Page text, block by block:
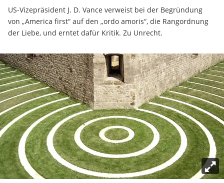
US-Vizepräsident J. D. Vance verweist bei der Begründung
von „America first“ auf den „ordo amoris“, die Rangordnung
der Liebe, und erntet dafür Kritik. Zu Unrecht.